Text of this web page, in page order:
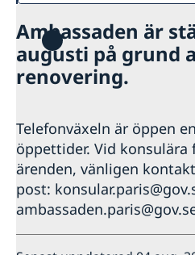
Ambassaden är
augusti på grund
renovering.
Telefonväxeln är öppen
öppettider. Vid konsulära
ärenden, vänligen
post: